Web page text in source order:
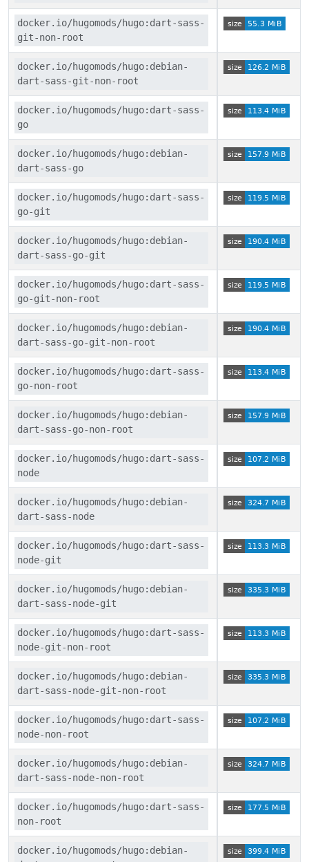
docker.io/hugomods/hugo:dart-sass-
git-non-root
docker.io/hugomods/hugo:debian-
dart-sass-git-non-root
docker.io/hugomods/hugo:dart-sass-
go
docker.io/hugomods/hugo:debian-
dart-sass-go
docker.io/hugomods/hugo:dart-sass-
go-git
docker.io/hugomods/hugo:debian-
dart-sass-go-git
docker.io/hugomods/hugo:dart-sass-
go-git-non-root
docker.io/hugomods/hugo:debian-
dart-sass-go-git-non-root
docker.io/hugomods/hugo:dart-sass-
go-non-root
docker.io/hugomods/hugo:debian-
dart-sass-go-non-root
docker.io/hugomods/hugo:dart-sass-
node
docker.io/hugomods/hugo:debian-
dart-sass-node
docker.io/hugomods/hugo:dart-sass-
node-git
docker.io/hugomods/hugo:debian-
dart-sass-node-git
docker.io/hugomods/hugo:dart-sass-
node-git-non-root
docker.io/hugomods/hugo:debian-
dart-sass-node-git-non-root
docker.io/hugomods/hugo:dart-sass-
node-non-root
docker.io/hugomods/hugo:debian-
dart-sass-node-non-root
docker.io/hugomods/hugo:dart-sass-
non-root
docker.io/hugomods/hugo:debian-